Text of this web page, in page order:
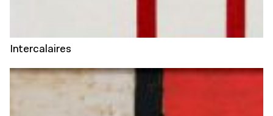
Intercalaires